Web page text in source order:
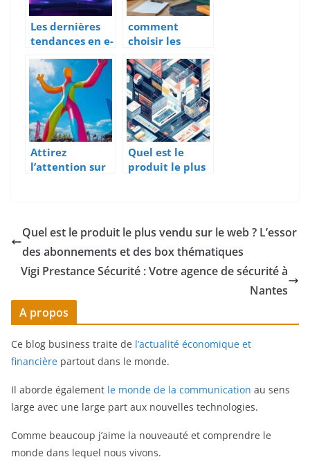
Les dernières
tendances en e-
commerce et
outils web
innovants
comment
choisir les
textiles
promotionnels
parfaits pour
votre
entreprise
Attirez
l’attention sur
skydancer
gonflable
personnalisé
Quel est le
produit le plus
abonnements
et des box
thématiques
Quel est le produit le plus vendu sur le web ? L’essor
des abonnements et des box thématiques
Vigi Prestance Sécurité : Votre agence de sécurité à
Nantes
A propos
Ce blog business traite de l’actualité économique et
financière partout dans le monde.
Il aborde également le monde de la communication au sens
large avec une large part aux nouvelles technologies.
Comme beaucoup j’aime la nouveauté et comprendre le
monde dans lequel nous vivons.